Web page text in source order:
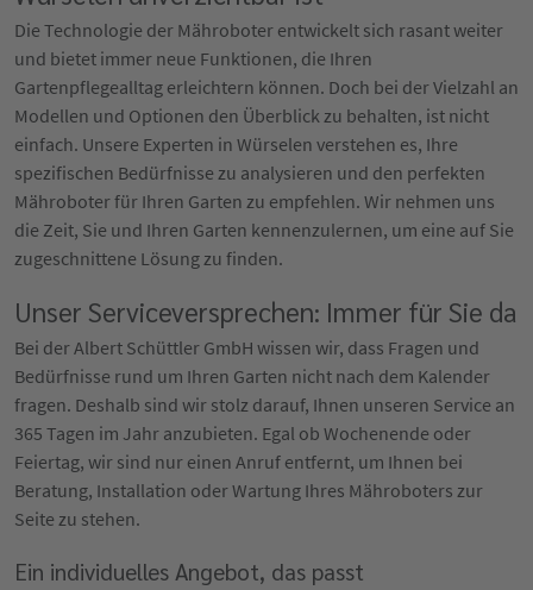
Die Technologie der Mähroboter entwickelt sich rasant weiter
und bietet immer neue Funktionen, die Ihren
Gartenpflegealltag erleichtern können. Doch bei der Vielzahl an
Modellen und Optionen den Überblick zu behalten, ist nicht
einfach. Unsere Experten in Würselen verstehen es, Ihre
spezifischen Bedürfnisse zu analysieren und den perfekten
Mähroboter für Ihren Garten zu empfehlen. Wir nehmen uns
die Zeit, Sie und Ihren Garten kennenzulernen, um eine auf Sie
zugeschnittene Lösung zu finden.
Unser Serviceversprechen: Immer für Sie da
Bei der Albert Schüttler GmbH wissen wir, dass Fragen und
Bedürfnisse rund um Ihren Garten nicht nach dem Kalender
fragen. Deshalb sind wir stolz darauf, Ihnen unseren Service an
365 Tagen im Jahr anzubieten. Egal ob Wochenende oder
Feiertag, wir sind nur einen Anruf entfernt, um Ihnen bei
Beratung, Installation oder Wartung Ihres Mähroboters zur
Seite zu stehen.
Ein individuelles Angebot, das passt